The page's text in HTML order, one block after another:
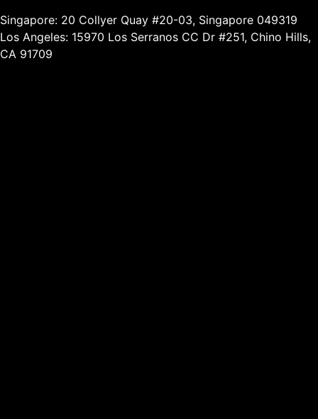
Singapore: 20 Collyer Quay #20-03, Singapore 049319
Los Angeles: 15970 Los Serranos CC Dr #251, Chino Hills,
CA 91709